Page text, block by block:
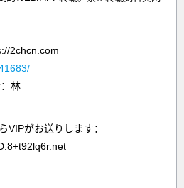
2chcn.com
林
VIPがお送りします：